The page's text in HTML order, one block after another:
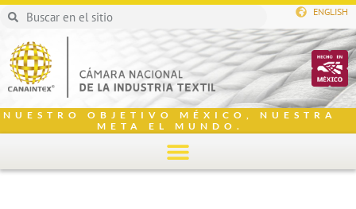
ENGLISH
NUESTRO OBJETIVO MÉXICO, NUESTRA
META EL MUNDO.